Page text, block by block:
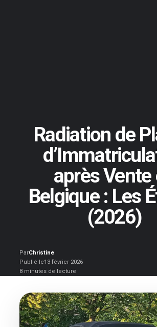
Radiation de
après Vente
Belgique : Les
(2026)
ParChristine
Publié le13 février 2026
8 minutes de lecture